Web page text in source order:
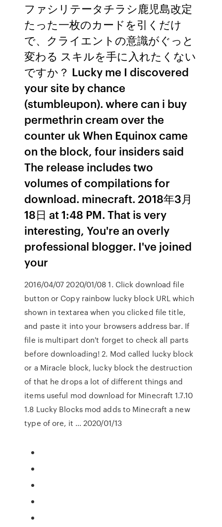
ファシリテータチラシ鹿児島改定
たった一枚のカードを引くだけ
で、クライエントの意識がぐっと
変わる スキルを手に入れたくない
ですか？ Lucky me I discovered
your site by chance
(stumbleupon). where can i buy
permethrin cream over the
counter uk When Equinox came
on the block, four insiders said
The release includes two
volumes of compilations for
download. minecraft. 2018年3月
18日 at 1:48 PM. That is very
interesting, You're an overly
professional blogger. I've joined
your
2016/04/07 2020/01/08 1. Click download file
button or Copy rainbow lucky block URL which
shown in textarea when you clicked file title,
and paste it into your browsers address bar. If
file is multipart don't forget to check all parts
before downloading! 2. Mod called lucky block
or a Miracle block, lucky block the destruction
of that he drops a lot of different things and
items useful mod download for Minecraft 1.7.10
1.8 Lucky Blocks mod adds to Minecraft a new
type of ore, it … 2020/01/13